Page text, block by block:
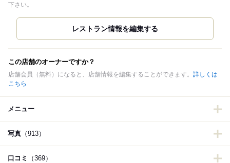
下さい。
この店舗のオーナーですか？
店舗会員（無料）になると、店舗情報を編集することができます。 詳しくは
こちら
メニュー
写真 （913）
口コミ （369）